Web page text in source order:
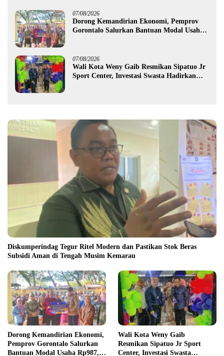
07/08/2026
Dorong Kemandirian Ekonomi, Pemprov
Gorontalo Salurkan Bantuan Modal Usaha
07/08/2026
Wali Kota Weny Gaib Resmikan Sipatuo Jr
Sport Center, Investasi Swasta Hadirkan
Diskumperindag Tegur Ritel Modern dan Pastikan Stok Beras
Subsidi Aman di Tengah Musim Kemarau
Dorong Kemandirian Ekonomi,
Pemprov Gorontalo Salurkan
Bantuan Modal Usaha Rp987,5
Wali Kota Weny Gaib
Resmikan Sipatuo Jr Sport
Center, Investasi Swasta